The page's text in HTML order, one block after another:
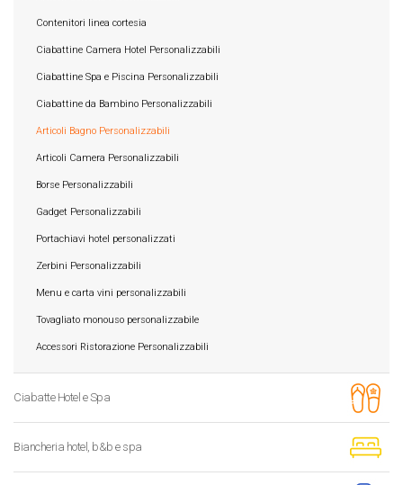
Contenitori linea cortesia
Ciabattine Camera Hotel Personalizzabili
Ciabattine Spa e Piscina Personalizzabili
Ciabattine da Bambino Personalizzabili
Articoli Bagno Personalizzabili
Articoli Camera Personalizzabili
Borse Personalizzabili
Gadget Personalizzabili
Portachiavi hotel personalizzati
Zerbini Personalizzabili
Menu e carta vini personalizzabili
Tovagliato monouso personalizzabile
Accessori Ristorazione Personalizzabili
Ciabatte Hotel e Spa
Biancheria hotel, b&b e spa